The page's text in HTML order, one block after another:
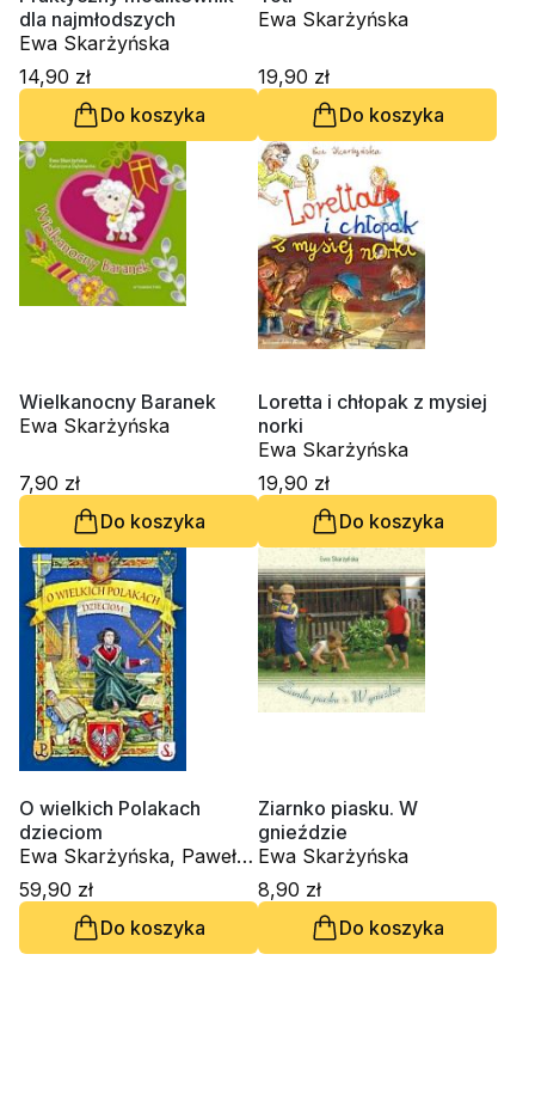
dla najmłodszych
Ewa Skarżyńska
14,90 zł
Do koszyka
Ewa Skarżyńska
19,90 zł
Do koszyka
Wielkanocny Baranek
Ewa Skarżyńska
7,90 zł
Do koszyka
Loretta i chłopak z mysiej
norki
Ewa Skarżyńska
19,90 zł
Do koszyka
O wielkich Polakach
dzieciom
Ewa Skarżyńska, Paweł
Kołodziejski
59,90 zł
Do koszyka
Ziarnko piasku. W
gnieździe
Ewa Skarżyńska
8,90 zł
Do koszyka